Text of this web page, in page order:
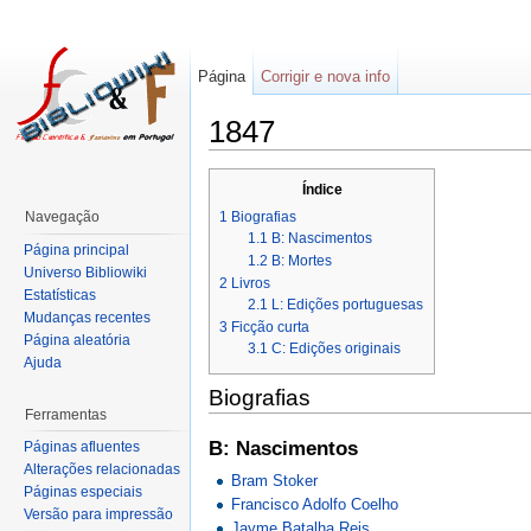
1847
Índice
1 Biografias
1.1 B: Nascimentos
1.2 B: Mortes
2 Livros
2.1 L: Edições portuguesas
3 Ficção curta
3.1 C: Edições originais
Biografias
B: Nascimentos
Bram Stoker
Francisco Adolfo Coelho
Página Corrigir e nova info
Navegação
Página principal
Universo Bibliowiki
Estatísticas
Mudanças recentes
Página aleatória
Ajuda
Ferramentas
Páginas afluentes
Alterações relacionadas
Páginas especiais
Versão para impressão